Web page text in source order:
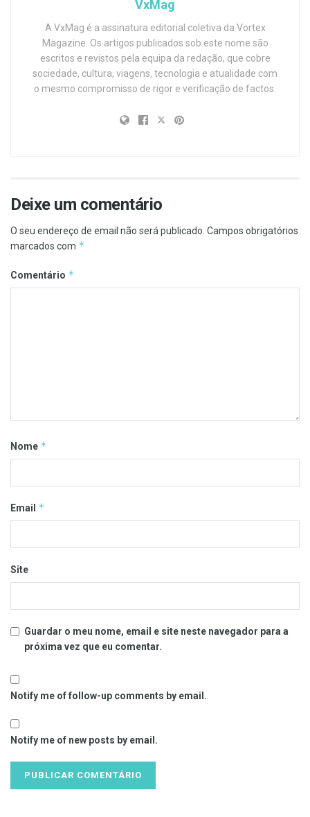
VxMag
A VxMag é a assinatura editorial coletiva da Vortex
Magazine. Os artigos publicados sob este nome são
escritos e revistos pela equipa da redação, que cobre
sociedade, cultura, viagens, tecnologia e atualidade com
o mesmo compromisso de rigor e verificação de factos.
Deixe um comentário
O seu endereço de email não será publicado. Campos obrigatórios
marcados com *
Comentário *
Nome *
Email *
Site
Guardar o meu nome, email e site neste navegador para a
próxima vez que eu comentar.
Notify me of follow-up comments by email.
Notify me of new posts by email.